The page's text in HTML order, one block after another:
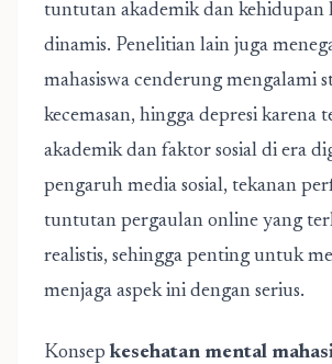
tuntutan akademik dan kehidupan
dinamis. Penelitian lain juga
mahasiswa cenderung mengalami
kecemasan, hingga depresi karena
akademik dan faktor sosial di era
pengaruh media sosial, tekanan
tuntutan pergaulan online yang
realistis, sehingga penting untuk
menjaga aspek ini dengan serius.
Konsep kesehatan mental